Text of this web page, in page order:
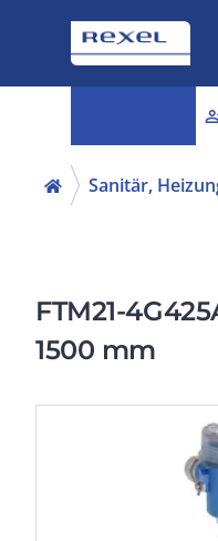
Sanitär,
FTM21-
1500 mm